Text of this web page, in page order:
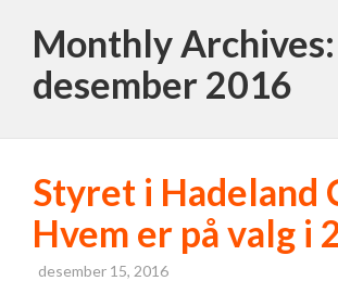
Monthly Archives:
desember 2016
Styret i Hadeland
Hvem er på valg i
desember 15, 2016